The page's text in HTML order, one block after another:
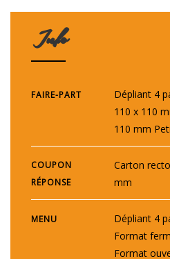
Info
FAIRE-PART
Dépliant 4
110 x 110
110 mm
COUPON
RÉPONSE
Carton
mm
MENU
Dépliant 4
Format
Format